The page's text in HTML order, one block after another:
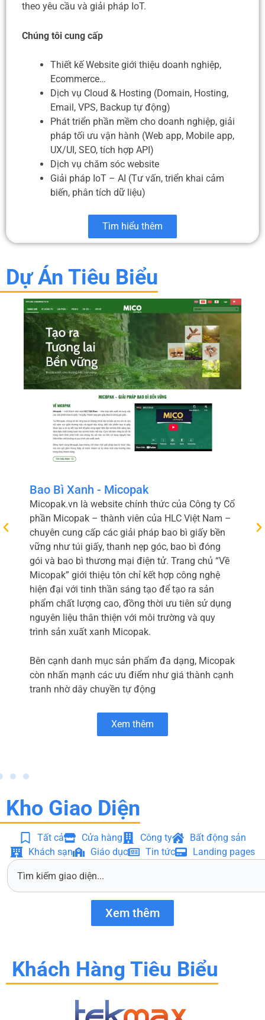
theo yêu cầu và giải pháp IoT.
Chúng tôi cung cấp
Thiết kế Website giới thiệu doanh nghiệp,
Ecommerce…
Dịch vụ Cloud & Hosting (Domain, Hosting,
Email, VPS, Backup tự động)
Phát triển phần mềm cho doanh nghiệp, giải
pháp tối ưu vận hành (Web app, Mobile app,
UX/UI, SEO, tích hợp API)
Dịch vụ chăm sóc website
Giải pháp IoT – AI (Tư vấn, triển khai cảm
biến, phân tích dữ liệu)
Tìm hiểu thêm
Dự Án Tiêu Biểu
Bao Bì Xanh - Micopak
Micopak.vn là website chính thức của Công ty Cổ
phần Micopak – thành viên của HLC Việt Nam –
chuyên cung cấp các giải pháp bao bì giấy bền
vững như túi giấy, thanh nẹp góc, bao bì đóng
gói và bao bì thương mại điện tử. Trang chủ “Về
Micopak” giới thiệu tôn chỉ kết hợp công nghệ
hiện đại với tinh thần sáng tạo để tạo ra sản
phẩm chất lượng cao, đồng thời ưu tiên sử dụng
nguyên liệu thân thiện với môi trường và quy
trình sản xuất xanh Micopak.
Bên cạnh danh mục sản phẩm đa dạng, Micopak
còn nhấn mạnh các ưu điểm như giá thành cạnh
tranh nhờ dây chuyền tự động
Xem thêm
Kho Giao Diện
Tất cả Cửa hàng Công ty
Bất động sản
Khách sạn
Giáo dục Tin tức Landing pages
S
Xem thêm
Khách Hàng Tiêu Biểu